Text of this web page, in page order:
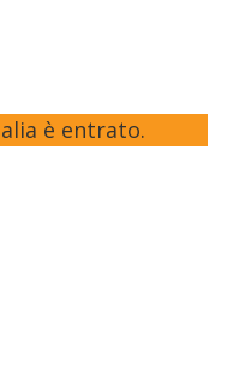
è entrato.